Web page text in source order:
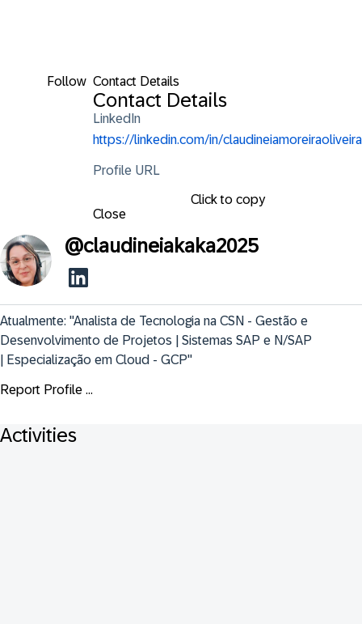
Follow Contact Details
Contact Details
LinkedIn
https://linkedin.com/in/claudineiamoreiraoliveira
Profile URL
Click to copy
Close
@claudineiakaka2025
Atualmente: "Analista de Tecnologia na CSN - Gestão e
Desenvolvimento de Projetos | Sistemas SAP e N/SAP
| Especialização em Cloud - GCP"
Report Profile ...
Activities